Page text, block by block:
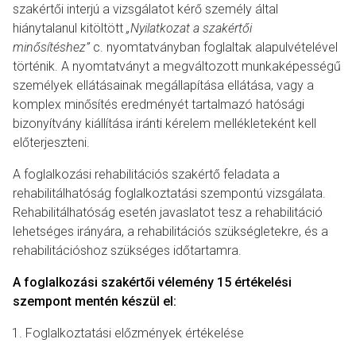
szakértői interjú a vizsgálatot kérő személy által
hiánytalanul kitöltött „Nyilatkozat a szakértői
minősítéshez”c. nyomtatványban foglaltak alapulvételével
történik. A nyomtatványt a megváltozott munkaképességű
személyek ellátásainak megállapítása ellátása, vagy a
komplex minősítés eredményét tartalmazó hatósági
bizonyítvány kiállítása iránti kérelem mellékleteként kell
előterjeszteni.
A foglalkozási rehabilitációs szakértő feladata a
rehabilitálhatóság foglalkoztatási szempontú vizsgálata.
Rehabilitálhatóság esetén javaslatot tesz a rehabilitáció
lehetséges irányára, a rehabilitációs szükségletekre, és a
rehabilitációshoz szükséges időtartamra.
A foglalkozási szakértői vélemény 15 értékelési
szempont mentén készül el:
Foglalkoztatási előzmények értékelése